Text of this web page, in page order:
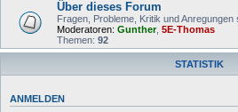
Über dieses Forum
Fragen, Probleme, Kritik und Anregungen
Moderatoren: Gunther, 5E-Thomas
Themen: 92
STATISTIK
ANMELDEN